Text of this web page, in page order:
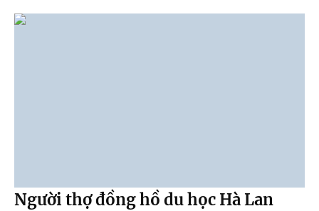
Người thợ đồng hồ du học Hà Lan